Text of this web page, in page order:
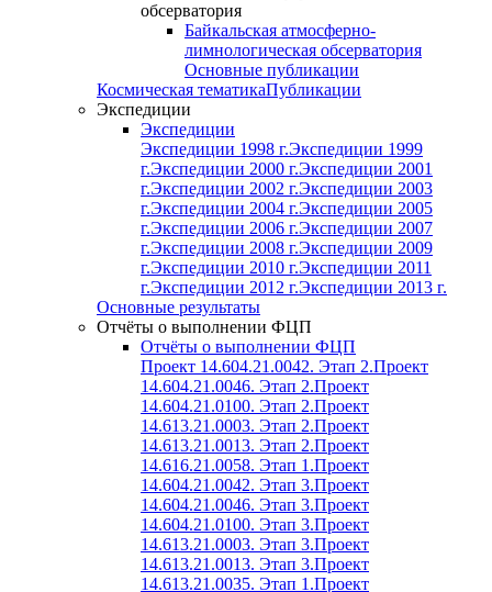
обсерватория
Байкальская атмосферно-
лимнологическая обсерватория
Основные публикации
Космическая тематикаПубликации
Экспедиции
Экспедиции
Экспедиции 1998 г.Экспедиции 1999
г.Экспедиции 2000 г.Экспедиции 2001
г.Экспедиции 2002 г.Экспедиции 2003
г.Экспедиции 2004 г.Экспедиции 2005
г.Экспедиции 2006 г.Экспедиции 2007
г.Экспедиции 2008 г.Экспедиции 2009
г.Экспедиции 2010 г.Экспедиции 2011
г.Экспедиции 2012 г.Экспедиции 2013 г.
Основные результаты
Отчёты о выполнении ФЦП
Отчёты о выполнении ФЦП
Проект 14.604.21.0042. Этап 2.Проект
14.604.21.0046. Этап 2.Проект
14.604.21.0100. Этап 2.Проект
14.613.21.0003. Этап 2.Проект
14.613.21.0013. Этап 2.Проект
14.616.21.0058. Этап 1.Проект
14.604.21.0042. Этап 3.Проект
14.604.21.0046. Этап 3.Проект
14.604.21.0100. Этап 3.Проект
14.613.21.0003. Этап 3.Проект
14.613.21.0013. Этап 3.Проект
14.613.21.0035. Этап 1.Проект